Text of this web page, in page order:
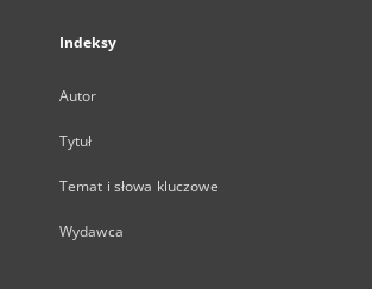
Indeksy
Autor
Tytuł
Temat i słowa kluczowe
Wydawca